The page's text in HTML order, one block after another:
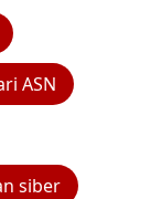
ASN
siber